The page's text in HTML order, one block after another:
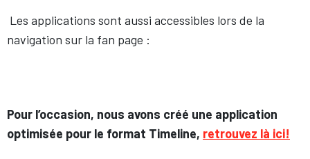
Les applications sont aussi accessibles lors de la
navigation sur la fan page :
Pour l’occasion, nous avons créé une application
optimisée pour le format Timeline, retrouvez là ici!